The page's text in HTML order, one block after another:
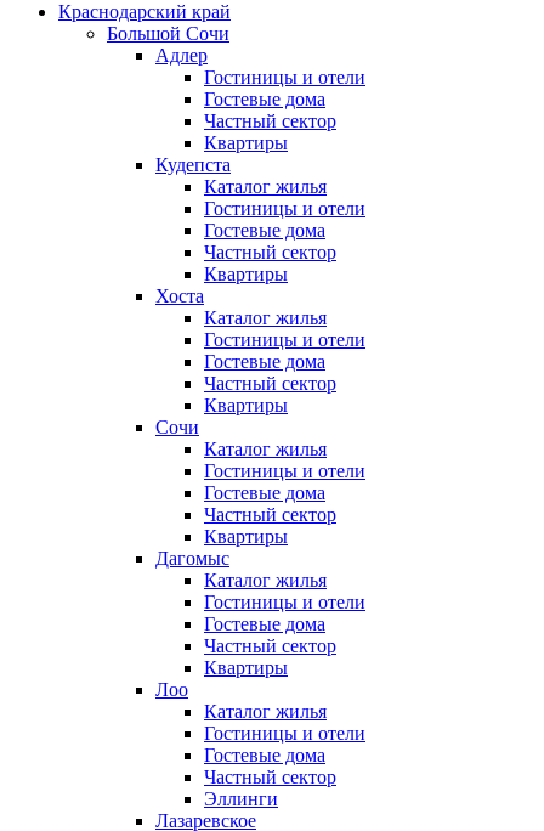
Краснодарский край
Большой Сочи
Адлер
Гостиницы и отели
Гостевые дома
Частный сектор
Квартиры
Кудепста
Каталог жилья
Гостиницы и отели
Гостевые дома
Частный сектор
Квартиры
Хоста
Каталог жилья
Гостиницы и отели
Гостевые дома
Частный сектор
Квартиры
Сочи
Каталог жилья
Гостиницы и отели
Гостевые дома
Частный сектор
Квартиры
Дагомыс
Каталог жилья
Гостиницы и отели
Гостевые дома
Частный сектор
Квартиры
Лоо
Каталог жилья
Гостиницы и отели
Гостевые дома
Частный сектор
Эллинги
Лазаревское